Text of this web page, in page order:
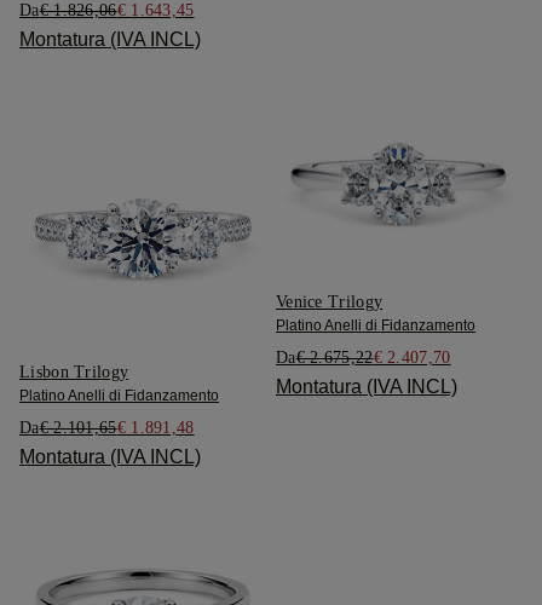
Da€ 1.826,06€ 1.643,45
Montatura (IVA INCL)
Lisbon Trilogy
Platino Anelli di Fidanzamento
Da€ 2.101,65€ 1.891,48
Montatura (IVA INCL)
Venice Trilogy
Platino Anelli di Fidanzamento
Da€ 2.675,22€ 2.407,70
Montatura (IVA INCL)